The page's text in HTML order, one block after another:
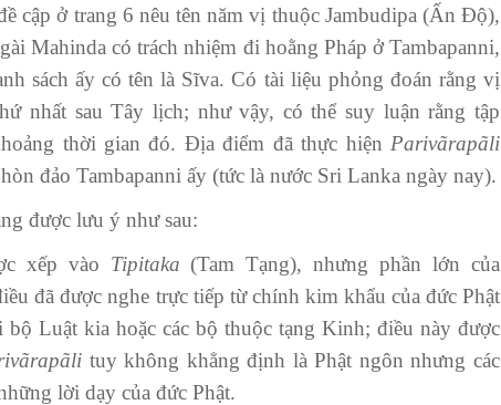
cập ở trang 6 nêu tên năm vị thuộc Jambudipa (Ấn Độ),
Mahinda có trách nhiệm đi hoằng Pháp ở Tambapanni,
sách ấy có tên là Sĩva. Có tài liệu phỏng đoán rằng vị
nhất sau Tây lịch; như vậy, có thể suy luận rằng tập
thời gian đó. Địa điểm đã thực hiện Parivãrapãli
đảo Tambapanni ấy (tức là nước Sri Lanka ngày nay).
được lưu ý như sau:
xếp vào Tipitaka (Tam Tạng), nhưng phần lớn của
đã được nghe trực tiếp từ chính kim khẩu của đức Phật
Luật kia hoặc các bộ thuộc tạng Kinh; điều này được
lituy không khẳng định là Phật ngôn nhưng các
lời dạy của đức Phật.